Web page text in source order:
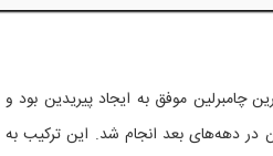
آلیسرین چامبرلین موفق به ایجاد
دهه‌های بعد انجام شد. این ترکیب به